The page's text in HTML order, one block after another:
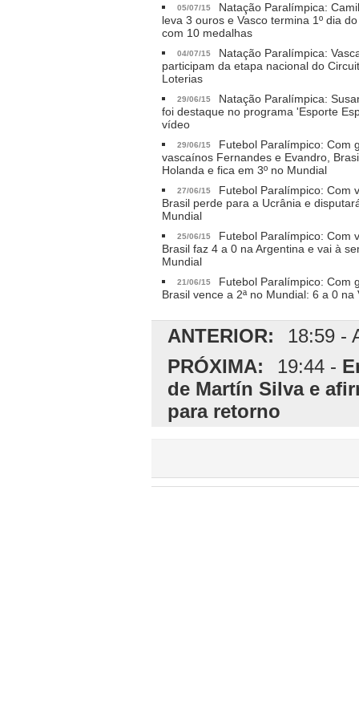
05/07/15
Natação Paralímpica:
leva 3 ouros e Vasco termina 1º dia
com 10 medalhas
04/07/15
Natação Paralímpica:
participam da etapa nacional do
Loterias
29/06/15
Natação Paralímpica:
foi destaque no programa 'Esporte
vídeo
29/06/15
Futebol Paralímpico: Com
vascaínos Fernandes e Evandro,
Holanda e fica em 3º no Mundial
27/06/15
Futebol Paralímpico: Com
Brasil perde para a Ucrânia e
Mundial
25/06/15
Futebol Paralímpico: Com
Brasil faz 4 a 0 na Argentina e vai à
Mundial
21/06/15
Futebol Paralímpico: Com
Brasil vence a 2ª no Mundial: 6 a 0 na
ANTERIOR:
18:59 -
PRÓXIMA:
19:44 -
de Martín Silva e
para retorno